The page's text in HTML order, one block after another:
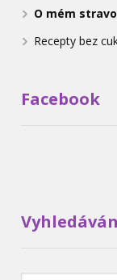
O mém
Recepty bez
Facebook